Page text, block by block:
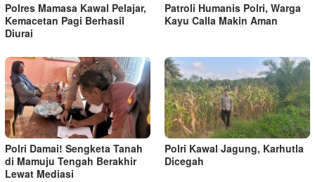
Polres Mamasa Kawal Pelajar,
Kemacetan Pagi Berhasil
Diurai
Patroli Humanis Polri, Warga
Kayu Calla Makin Aman
Polri Damai! Sengketa Tanah
di Mamuju Tengah Berakhir
Lewat Mediasi
Polri Kawal Jagung, Karhutla
Dicegah